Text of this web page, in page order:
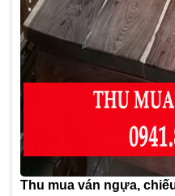
Thu mua ván ngựa,